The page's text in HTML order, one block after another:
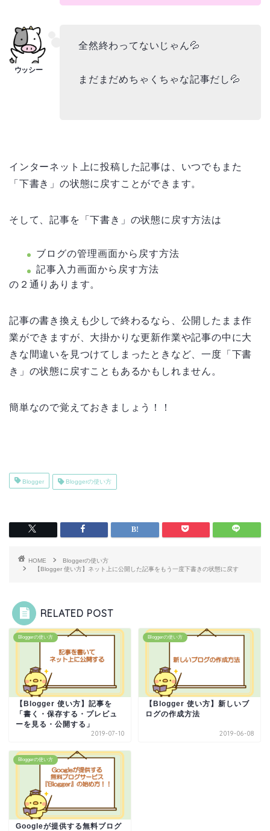
全然終わってないじゃん💦
まだまだめちゃくちゃな記事だし💦
インターネット上に投稿した記事は、いつでもまた
「下書き」の状態に戻すことができます。
そして、記事を「下書き」の状態に戻す方法は
ブログの管理画面から戻す方法
記事入力画面から戻す方法
の２通りあります。
記事の書き換えも少しで終わるなら、公開したまま作
業ができますが、大掛かりな更新作業や記事の中に大
きな間違いを見つけてしまったときなど、一度「下書
き」の状態に戻すこともあるかもしれません。
簡単なので覚えておきましょう！！
Blogger Bloggerの使い方
HOME
Bloggerの使い方
【Blogger 使い方】ネット上に公開した記事をもう一度下書きの状態に戻す
RELATED POST
Bloggerの使い方
【Blogger 使い方】記事を
「書く・保存する・プレビュ
ーを見る・公開する」
2019-07-10
Bloggerの使い方
【Blogger 使い方】新しいブ
ログの作成方法
2019-06-08
Bloggerの使い方
Googleが提供する無料ブログ